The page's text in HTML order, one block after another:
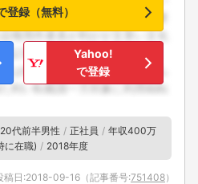
登録（無料）
Yahoo!
で登録
20代前半男性 正社員
年収400万
に在職) 2018年度
稿日:2018-09-16 （記事番号:751408）